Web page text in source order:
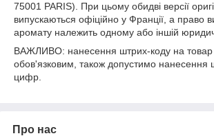
75001 PARIS). При цьому обидві версії
випускаються офіційно у Франції, а право
аромату належить одному або іншій
ВАЖЛИВО: нанесення штрих-коду на товар
обов'язковим, також допустимо нанесення
цифр.
Про нас